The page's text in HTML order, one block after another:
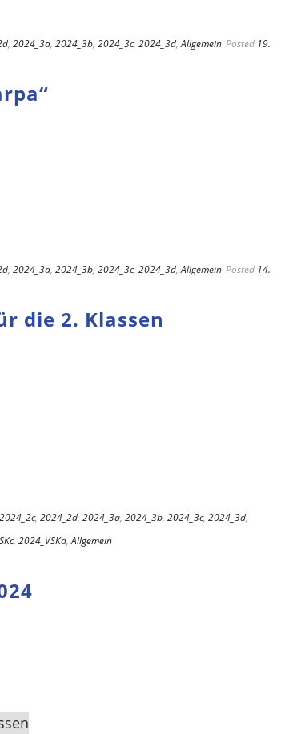
, 2024_3a, 2024_3b, 2024_3c, 2024_3d,Allgemein Posted 19.
, 2024_3a, 2024_3b, 2024_3c, 2024_3d,Allgemein Posted 14.
die 2. Klassen
2024_2c, 2024_2d, 2024_3a, 2024_3b, 2024_3c, 2024_3d,
, 2024_VSKd,Allgemein